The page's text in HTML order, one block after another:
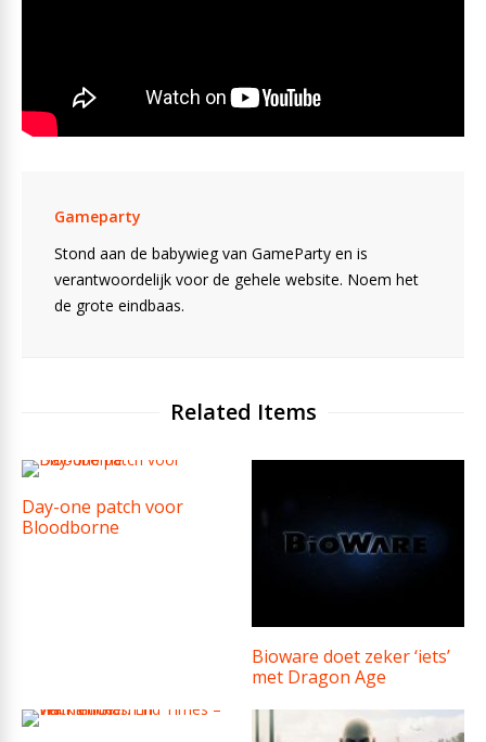
Gameparty
Stond aan de babywieg van GameParty en is
verantwoordelijk voor de gehele website. Noem het
de grote eindbaas.
Related Items
Day-one patch voor
Bloodborne
Bioware doet zeker ‘iets’
met Dragon Age